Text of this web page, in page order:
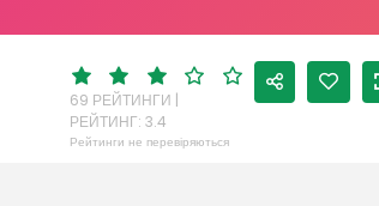
69 РЕЙТИНГИ |
РЕЙТИНГ: 3.4
Рейтинги не перевіряються